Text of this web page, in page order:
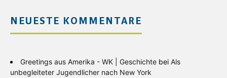
NEUESTE KOMMENTARE
Greetings aus Amerika - WK | Geschichte bei Als
unbegleiteter Jugendlicher nach New York